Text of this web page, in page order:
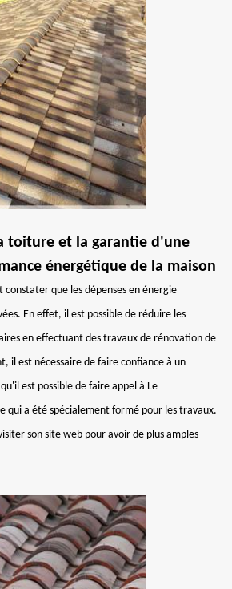
toiture et la garantie d'une
énergétique de la maison
constater que les dépenses en énergie
En effet, il est possible de réduire les
en effectuant des travaux de rénovation de
il est nécessaire de faire confiance à un
est possible de faire appel à Le
qui a été spécialement formé pour les travaux.
son site web pour avoir de plus amples